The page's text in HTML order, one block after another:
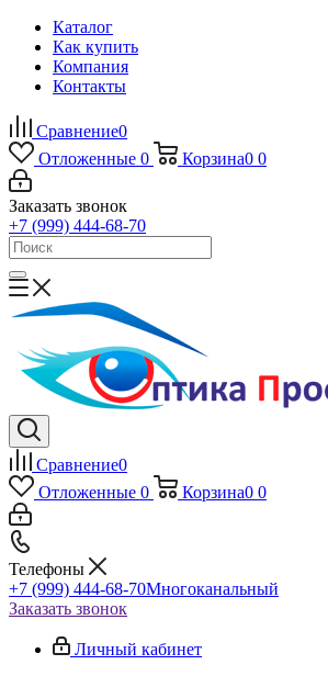
Каталог
Как купить
Компания
Контакты
Сравнение0
Отложенные 0 Корзина0 0
Заказать звонок
+7 (999) 444-68-70
Сравнение0
Отложенные 0 Корзина0 0
Телефоны
+7 (999) 444-68-70Многоканальный
Заказать звонок
Личный кабинет